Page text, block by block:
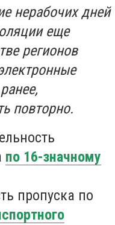
нерабочих дней
еще
регионов
повторно.
по 16-значному
пропуска по